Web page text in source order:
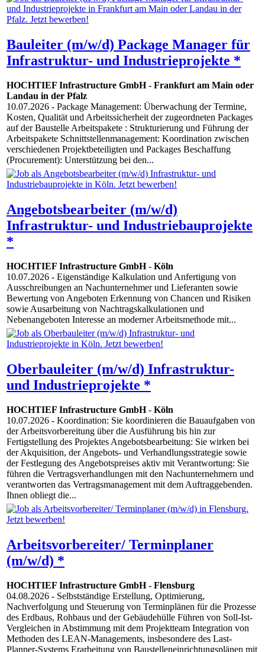
Bauleiter (m/w/d) Package Manager für
Infrastruktur- und Industrieprojekte *
HOCHTIEF Infrastructure GmbH- Frankfurt am Main oder
Landau in der Pfalz
10.07.2026 - Package Management: Überwachung der Termine,
Kosten, Qualität und Arbeitssicherheit der zugeordneten Packages
auf der Baustelle Arbeitspakete : Strukturierung und Führung der
Arbeitspakete Schnittstellenmanagement: Koordination zwischen
verschiedenen Projektbeteiligten und Packages Beschaffung
(Procurement): Unterstützung bei den...
Angebotsbearbeiter (m/w/d)
Infrastruktur- und Industriebauprojekte
*
HOCHTIEF Infrastructure GmbH- Köln
10.07.2026 - Eigenständige Kalkulation und Anfertigung von
Ausschreibungen an Nachunternehmer und Lieferanten sowie
Bewertung von Angeboten Erkennung von Chancen und Risiken
sowie Ausarbeitung von Nachtragskalkulationen und
Nebenangeboten Interesse an moderner Arbeitsmethode mit...
Oberbauleiter (m/w/d) Infrastruktur-
und Industrieprojekte *
HOCHTIEF Infrastructure GmbH- Köln
10.07.2026 - Koordination: Sie koordinieren die Bauaufgaben von
der Arbeitsvorbereitung über die Ausführung bis hin zur
Fertigstellung des Projektes Angebotsbearbeitung: Sie wirken bei
der Akquisition, der Angebots- und Verhandlungsstrategie sowie
der Festlegung des Angebotspreises aktiv mit Verantwortung: Sie
führen die Vertragsverhandlungen mit den Nachunternehmern und
verantworten das Vertragsmanagement mit dem Auftraggebenden.
Ihnen obliegt die...
Arbeitsvorbereiter/ Terminplaner
(m/w/d) *
HOCHTIEF Infrastructure GmbH- Flensburg
04.08.2026 - Selbstständige Erstellung, Optimierung,
Nachverfolgung und Steuerung von Terminplänen für die Prozesse
des Erdbaus, Rohbaus und der Gebäudehülle Führen von Soll-Ist-
Vergleichen in Abstimmung mit dem Projektteam Integration von
Methoden des LEAN-Managements, insbesondere des Last-
Planner-Systems Erarbeitung von Baustelleneinrichtungsplänen mit